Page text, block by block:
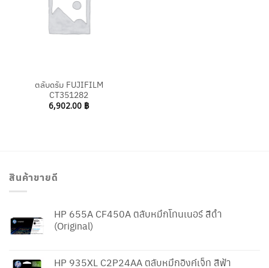
ตลับดรัม FUJIFILM
CT351282
6,902.00 ฿
สินค้าขายดี
HP 655A CF450A ตลับหมึกโทนเนอร์ สีดำ
(Original)
HP 935XL C2P24AA ตลับหมึกอิงค์เจ็ท สีฟ้า